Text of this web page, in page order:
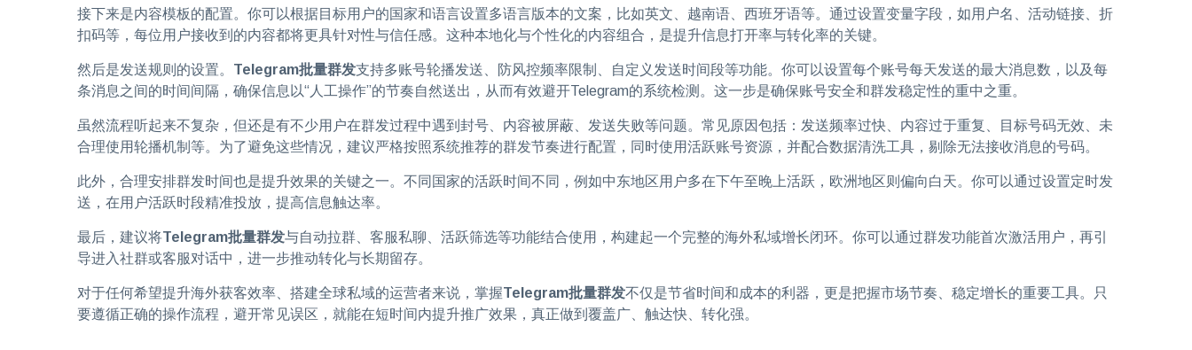
接下来是内容模板的配置。你可以根据目标用户的国家和语言设置多语言版本的文案，比如英文、越南语、西班牙语等。通过设置变量字段，如用户名、活动链接、折
扣码等，每位用户接收到的内容都将更具针对性与信任感。这种本地化与个性化的内容组合，是提升信息打开率与转化率的关键。
然后是发送规则的设置。 Telegram批量群发支持多账号轮播发送、防风控频率限制、自定义发送时间段等功能。你可以设置每个账号每天发送的最大消息数，以及每
条消息之间的时间间隔，确保信息以“人工操作”的节奏自然送出，从而有效避开Telegram的系统检测。这一步是确保账号安全和群发稳定性的重中之重。
虽然流程听起来不复杂，但还是有不少用户在群发过程中遇到封号、内容被屏蔽、发送失败等问题。常见原因包括：发送频率过快、内容过于重复、目标号码无效、未
合理使用轮播机制等。为了避免这些情况，建议严格按照系统推荐的群发节奏进行配置，同时使用活跃账号资源，并配合数据清洗工具，剔除无法接收消息的号码。
此外，合理安排群发时间也是提升效果的关键之一。不同国家的活跃时间不同，例如中东地区用户多在下午至晚上活跃，欧洲地区则偏向白天。你可以通过设置定时发
送，在用户活跃时段精准投放，提高信息触达率。
最后，建议将Telegram批量群发与自动拉群、客服私聊、活跃筛选等功能结合使用，构建起一个完整的海外私域增长闭环。你可以通过群发功能首次激活用户，再引
导进入社群或客服对话中，进一步推动转化与长期留存。
对于任何希望提升海外获客效率、搭建全球私域的运营者来说，掌握Telegram批量群发不仅是节省时间和成本的利器，更是把握市场节奏、稳定增长的重要工具。只
要遵循正确的操作流程，避开常见误区，就能在短时间内提升推广效果，真正做到覆盖广、触达快、转化强。